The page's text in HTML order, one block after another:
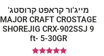
מייג'ור קראפט קרוסטג'
MAJOR CRAFT CROSTAGE
SHOREJIG CRX-902SSJ 9
ft- 5-30GR